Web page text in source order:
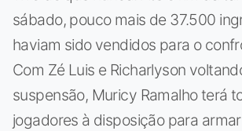
sábado, pouco mais de 37.500
haviam sido vendidos para o
Com Zé Luis e Richarlyson
suspensão, Muricy Ramalho terá
jogadores à disposição para